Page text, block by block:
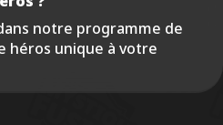
notre programme de
héros unique à votre